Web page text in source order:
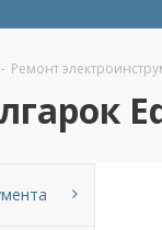
- Ремонт